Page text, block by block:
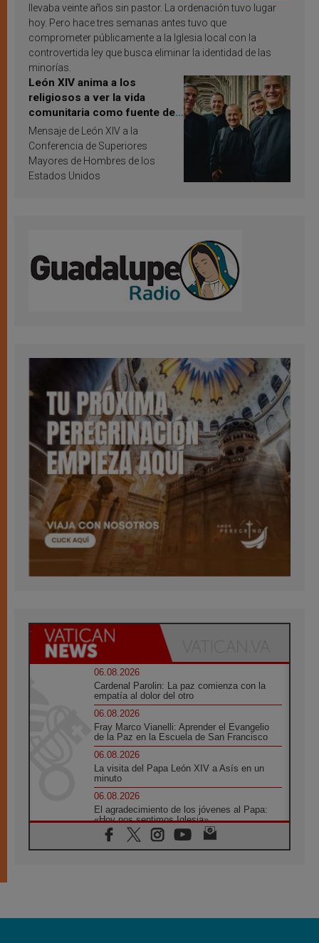
llevaba veinte años sin pastor. La ordenación tuvo lugar
hoy. Pero hace tres semanas antes tuvo que
comprometer públicamente a la Iglesia local con la
controvertida ley que busca eliminar la identidad de las
minorías.
León XIV anima a los
religiosos a ver la vida
comunitaria como fuente de
inspiración y santificación
Mensaje de León XIV a la
Conferencia de Superiores
Mayores de Hombres de los
Estados Unidos
06.08.2026
Cardenal Parolin: La paz comienza con la
empatía al dolor del otro
06.08.2026
Fray Marco Vianelli: Aprender el Evangelio
de la Paz en la Escuela de San Francisco
06.08.2026
La visita del Papa León XIV a Asís en un
minuto
06.08.2026
El agradecimiento de los jóvenes al Papa:
«Hoy nos sentimos Iglesia»
06.08.2026
Líbano: Reanudan los coloquios en Roma en